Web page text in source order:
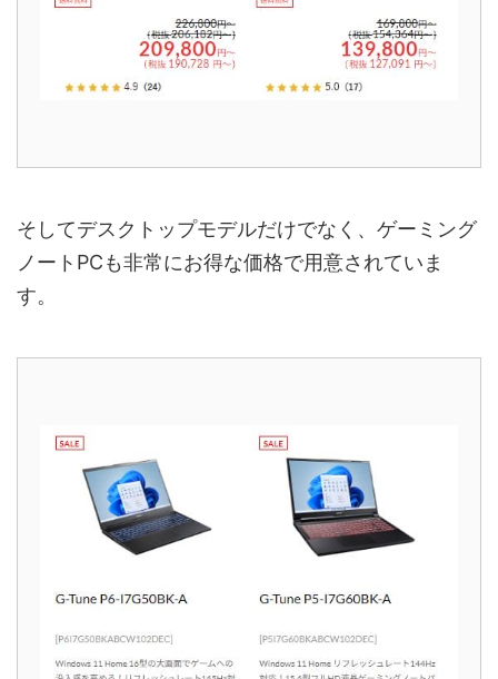
そしてデスクトップモデルだけでなく、ゲーミング
ノートPCも非常にお得な価格で用意されていま
す。